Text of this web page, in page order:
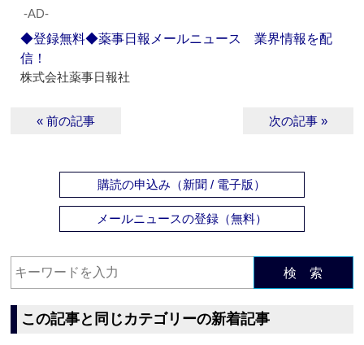
‐AD‐
◆登録無料◆薬事日報メールニュース 業界情報を配
信！
株式会社薬事日報社
« 前の記事 次の記事 »
購読の申込み（新聞 / 電子版）
メールニュースの登録（無料）
検 索
この記事と同じカテゴリーの新着記事